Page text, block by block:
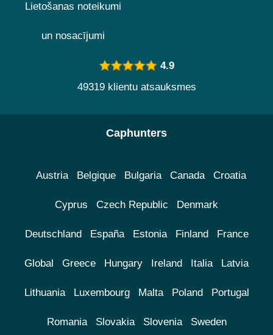
Lietošanas noteikumi
un nosacījumi
4.9
49319 klientu atsauksmes
Caphunters
Austria Belgique Bulgaria Canada Croatia
Cyprus Czech Republic Denmark
Deutschland España Estonia Finland France
Global Greece Hungary Ireland Italia Latvia
Lithuania Luxembourg Malta Poland Portugal
Romania Slovakia Slovenia Sweden